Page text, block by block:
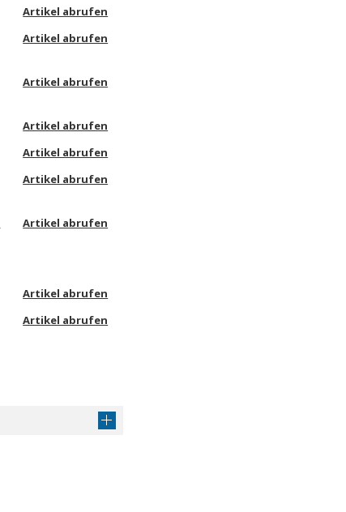
Artikel abrufen
Artikel abrufen
Artikel abrufen
Artikel abrufen
Artikel abrufen
Artikel abrufen
Artikel abrufen
Artikel abrufen
Artikel abrufen